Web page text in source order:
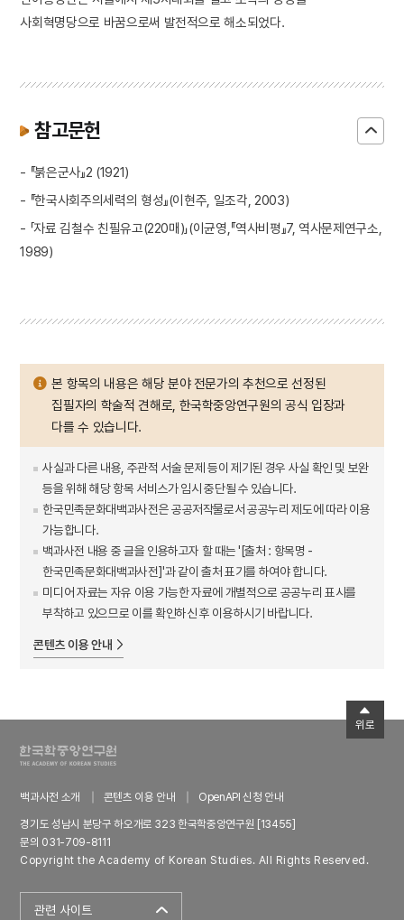
사회혁명당으로 바꿈으로써 발전적으로 해소되었다.
참고문헌
- 『붉은군사』2 (1921)
- 『한국사회주의세력의 형성』(이현주, 일조각, 2003)
- 「자료 김철수 친필유고(220매)」(이균영,『역사비평』7, 역사문제연구소,
1989)
본 항목의 내용은 해당 분야 전문가의 추천으로 선정된
집필자의 학술적 견해로, 한국학중앙연구원의 공식 입장과
다를 수 있습니다.
사실과 다른 내용, 주관적 서술 문제 등이 제기된 경우 사실 확인 및 보완
등을 위해 해당 항목 서비스가 임시 중단될 수 있습니다.
한국민족문화대백과사전은 공공저작물로서 공공누리 제도에 따라 이용
가능합니다.
백과사전 내용 중 글을 인용하고자 할 때는 '[출처 : 항목명 -
한국민족문화대백과사전]'과 같이 출처 표기를 하여야 합니다.
미디어 자료는 자유 이용 가능한 자료에 개별적으로 공공누리 표시를
부착하고 있으므로 이를 확인하신 후 이용하시기 바랍니다.
콘텐츠 이용 안내
백과사전 소개 콘텐츠 이용 안내
OpenAPI 신청 안내
경기도 성남시 분당구 하오개로 323 한국학중앙연구원 [13455]
문의 031-709-8111
Copyright the Academy of Korean Studies. All Rights Reserved.
관련 사이트
위로